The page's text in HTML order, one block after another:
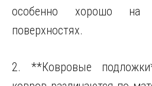
особенно хорошо на
поверхностях.
2. **Ковровые